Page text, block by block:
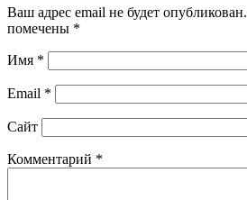
Ваш адрес email не будет опубликован.
помечены *
Имя *
Email *
Сайт
Комментарий *